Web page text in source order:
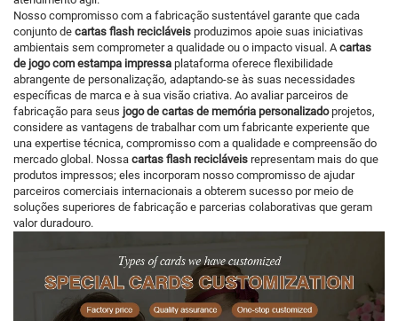
Nosso compromisso com a fabricação sustentável garante que cada
conjunto de cartas flash recicláveis produzimos apoie suas iniciativas
ambientais sem comprometer a qualidade ou o impacto visual. Acartas
de jogo com estampa impressa plataforma oferece flexibilidade
abrangente de personalização, adaptando-se às suas necessidades
específicas de marca e à sua visão criativa. Ao avaliar parceiros de
fabricação para seus jogo de cartas de memória personalizado projetos,
considere as vantagens de trabalhar com um fabricante experiente que
una expertise técnica, compromisso com a qualidade e compreensão do
mercado global. Nossa cartas flash recicláveis representam mais do que
produtos impressos; eles incorporam nosso compromisso de ajudar
parceiros comerciais internacionais a obterem sucesso por meio de
soluções superiores de fabricação e parcerias colaborativas que geram
valor duradouro.